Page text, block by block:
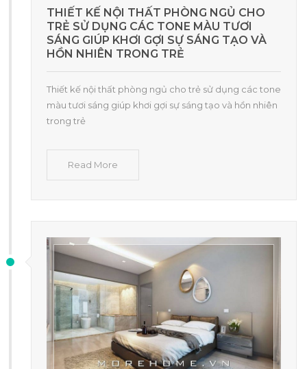
THIẾT KẾ NỘI THẤT PHÒNG NGỦ CHO
TRẺ SỬ DỤNG CÁC TONE MÀU TƯƠI
SÁNG GIÚP KHƠI GỢI SỰ SÁNG TẠO VÀ
HỒN NHIÊN TRONG TRẺ
Thiết kế nội thất phòng ngủ cho trẻ sử dụng các tone
màu tươi sáng giúp khơi gợi sự sáng tạo và hồn nhiên
trong trẻ
Read More